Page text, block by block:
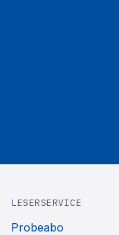
LESERSERVICE
Probeabo